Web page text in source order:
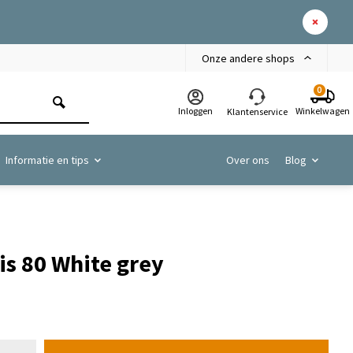
Onze andere shops
Inloggen Klantenservice
0
Winkelwagen
Informatie en tips Over ons Blog
80 White grey